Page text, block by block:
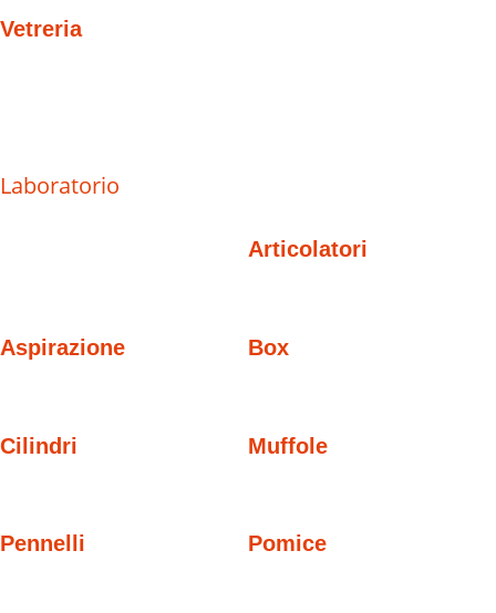
Vetreria
Laboratorio
Articolatori
Aspirazione Box
Cilindri Muffole
Pennelli Pomice